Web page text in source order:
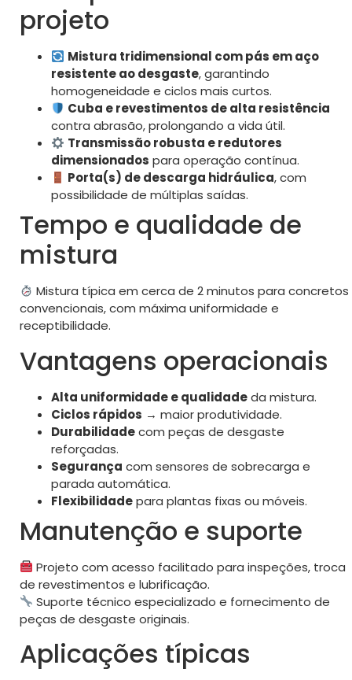
projeto
Mistura tridimensional com pás em aço
resistente ao desgaste, garantindo
homogeneidade e ciclos mais curtos.
Cuba e revestimentos de alta resistência
contra abrasão, prolongando a vida útil.
Transmissão robusta e redutores
dimensionados para operação contínua.
Porta(s) de descarga hidráulica, com
possibilidade de múltiplas saídas.
Tempo e qualidade de
mistura
Mistura típica em cerca de 2 minutos para concretos
convencionais, com máxima uniformidade e
receptibilidade.
Vantagens operacionais
Alta uniformidade e qualidadeda mistura.
Ciclos rápidos → maior produtividade.
Durabilidadecom peças de desgaste
reforçadas.
Segurança com sensores de sobrecarga e
parada automática.
Flexibilidadepara plantas fixas ou móveis.
Manutenção e suporte
Projeto com acesso facilitado para inspeções, troca
de revestimentos e lubrificação.
Suporte técnico especializado e fornecimento de
peças de desgaste originais.
Aplicações típicas